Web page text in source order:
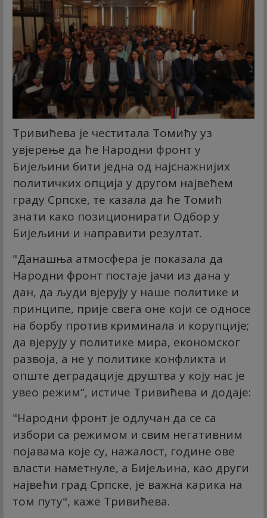
Тривићева је честитала Томићу уз
увјерење да ће Народни фронт у
Бијељини бити једна од најснажнијих
политичких опција у другом највећем
граду Српске, те казала да ће Томић
знати како позиционирати Одбор у
Бијељини и направити резултат.
"Данашња атмосфера је показала да
Народни фронт постаје јачи из дана у
дан, да људи вјерују у наше политике и
принципе, прије свега оне који се односе
на борбу против криминала и корупције;
да вјерују у политике мира, економског
развоја, а не у политике конфликта и
опште деградације друштва у коју нас је
увео режим“, истиче Тривићева и додаје:
"Народни фронт је одлучан да се са
избори са режимом и свим негативним
појавама које су, нажалост, године ове
власти наметнуле, а Бијељина, као други
највећи град Српске, је важна карика на
том путу", каже Тривићева.